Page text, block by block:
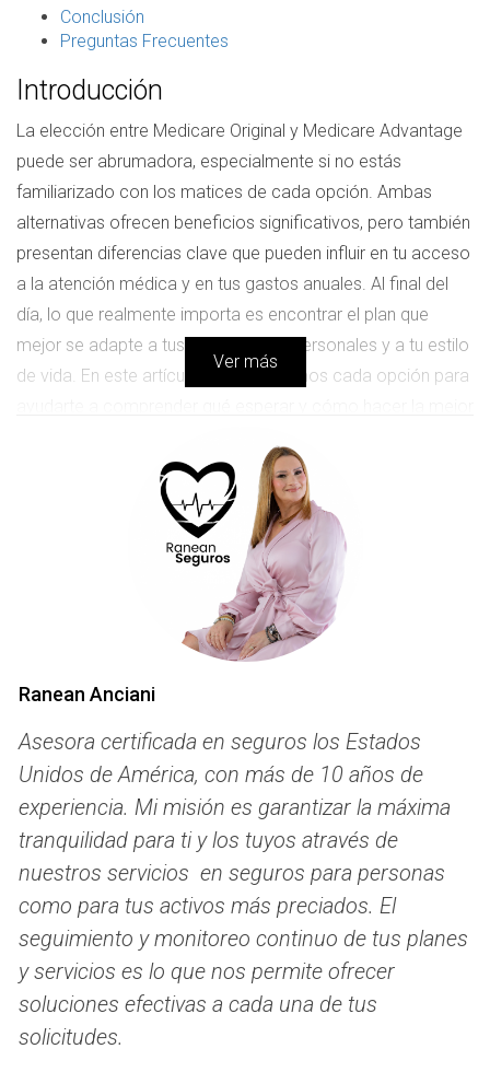
Conclusión
Preguntas Frecuentes
Introducción
La elección entre Medicare Original y Medicare Advantage
puede ser abrumadora, especialmente si no estás
familiarizado con los matices de cada opción. Ambas
alternativas ofrecen beneficios significativos, pero también
presentan diferencias clave que pueden influir en tu acceso
a la atención médica y en tus gastos anuales. Al final del
día, lo que realmente importa es encontrar el plan que
mejor se adapte a tus necesidades personales y a tu estilo
de vida. En este artículo, desglosaremos cada opción para
Medicare Original
Medicare Original consiste en dos partes: Parte A
(hospitalización) y Parte B (servicios médicos). Esta opción
es conocida por su flexibilidad, ya que permite a los
beneficiarios elegir cualquier médico o centro médico que
acepte Medicare. Esto significa que puedes recibir
atención médica sin preocuparte por las redes de
Beneficios de Medicare Original
Acceso a una amplia red de proveedores.
Sin necesidad de elegir un médico de atención
primaria.
Opciones para agregar un plan de medicamentos
(Parte D) y un seguro complementario (Medigap).
Sin embargo, hay que tener en cuenta algunos costos
asociados. La Parte A generalmente no tiene prima si has
trabajado el tiempo suficiente, pero puede haber
deducibles y copagos significativos. La Parte B tiene una
Ver más
Ranean Anciani
Asesora certificada en seguros los Estados
Unidos de América, con más de 10 años de
experiencia. Mi misión es garantizar la máxima
tranquilidad para ti y los tuyos através de
nuestros servicios en seguros para personas
como para tus activos más preciados. El
seguimiento y monitoreo continuo de tus planes
y servicios es lo que nos permite ofrecer
soluciones efectivas a cada una de tus
solicitudes.